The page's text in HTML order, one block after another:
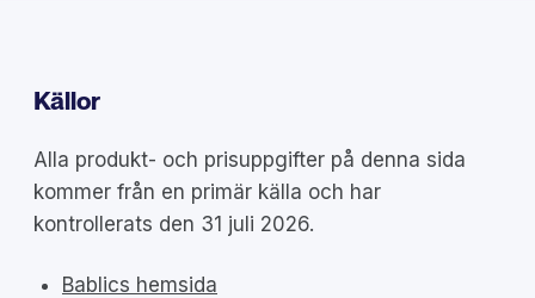
Källor
Alla produkt- och prisuppgifter på denna sida
kommer från en primär källa och har
kontrollerats den 31 juli 2026.
Bablics hemsida